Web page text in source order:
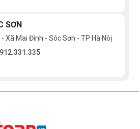
SƠN
Xã Mai Đình - Sóc Sơn - TP Hà Nôị